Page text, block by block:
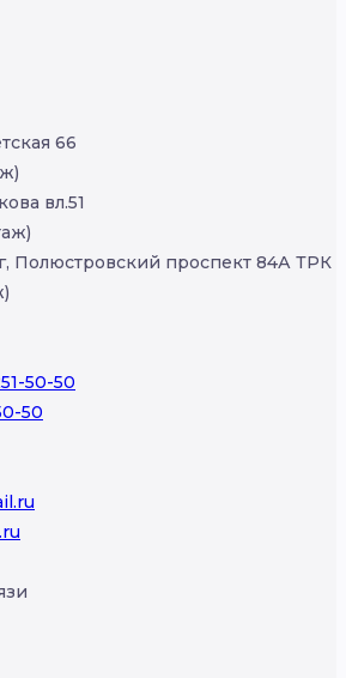
66
вл.51
Полюстровский проспект 84А ТРК
50-50
50